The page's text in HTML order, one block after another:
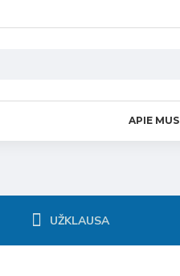
APIE MUS
UŽKLAUSA